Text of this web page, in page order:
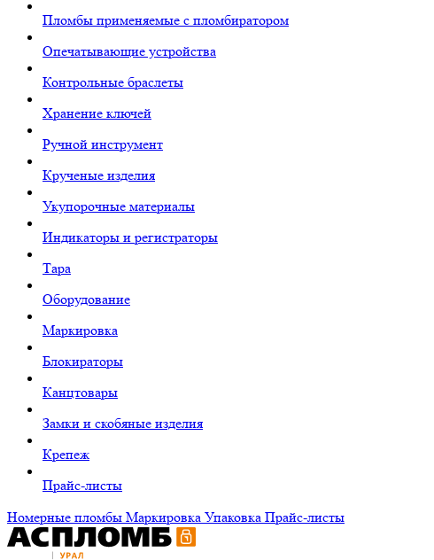
Пломбы применяемые с пломбиратором
Опечатывающие устройства
Контрольные браслеты
Хранение ключей
Ручной инструмент
Крученые изделия
Укупорочные материалы
Индикаторы и регистраторы
Тара
Оборудование
Маркировка
Блокираторы
Канцтовары
Замки и скобяные изделия
Крепеж
Прайс-листы
Номерные пломбы Маркировка Упаковка Прайс-листы